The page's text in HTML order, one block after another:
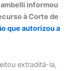
informou
à Corte de
que autorizou a
extraditá-la,